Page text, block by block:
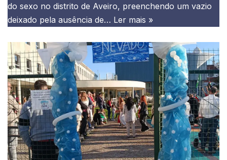
do sexo no distrito de Aveiro, preenchendo um vazio
deixado pela ausência de… Ler mais »